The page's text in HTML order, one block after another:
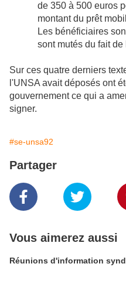
de 350 à 500 euros
montant du prêt
Les bénéficiaires
sont mutés du fait
Sur ces quatre derniers
l'UNSA avait déposés ont
gouvernement ce qui a
signer.
#se-unsa92
Partager
Vous aimerez aussi
Réunions d'information